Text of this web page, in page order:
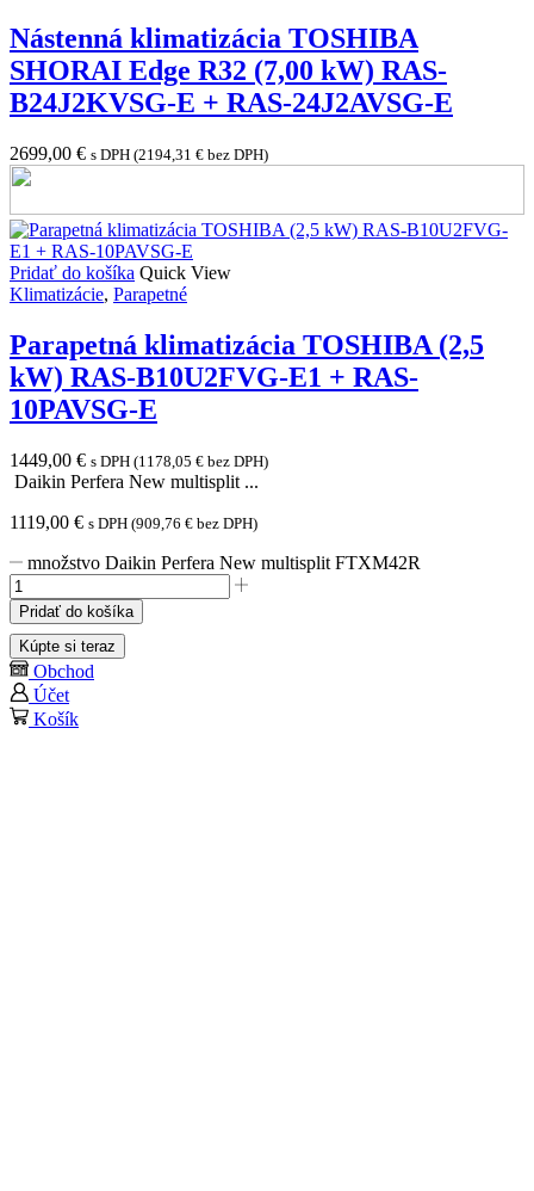
Nástenná klimatizácia TOSHIBA
SHORAI Edge R32 (7,00 kW) RAS-
B24J2KVSG-E + RAS-24J2AVSG-E
2699,00 € s DPH (2194,31 € bez DPH)
Pridať do košíka Quick View
Klimatizácie, Parapetné
Parapetná klimatizácia TOSHIBA (2,5
kW) RAS-B10U2FVG-E1 + RAS-
10PAVSG-E
1449,00 € s DPH (1178,05 € bez DPH)
Daikin Perfera New multisplit ...
1119,00 € s DPH (909,76 € bez DPH)
množstvo Daikin Perfera New multisplit FTXM42R
Pridať do košíka
Kúpte si teraz
Obchod
Účet
Košík